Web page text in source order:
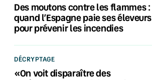
Des moutons contre les flammes :
quand l’Espagne paie ses éleveurs
pour prévenir les incendies
DÉCRYPTAGE
«On voit disparaître des